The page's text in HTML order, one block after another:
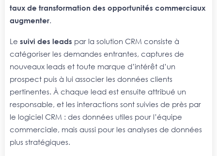
taux de transformation des opportunités commerciaux
augmenter.
Le suivi des leads par la solution CRM consiste à
catégoriser les demandes entrantes, captures de
nouveaux leads et toute marque d’intérêt d’un
prospect puis à lui associer les données clients
pertinentes. À chaque lead est ensuite attribué un
responsable, et les interactions sont suivies de près par
le logiciel CRM : des données utiles pour l’équipe
commerciale, mais aussi pour les analyses de données
plus stratégiques.